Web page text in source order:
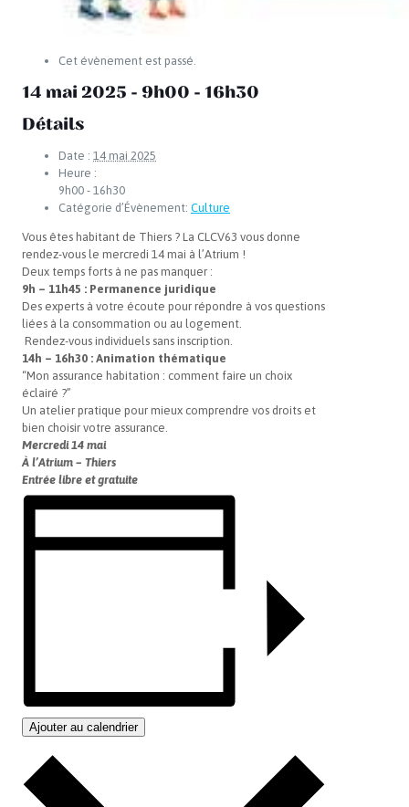
Cet évènement est passé.
14 mai 2025 - 9h00 - 16h30
Détails
Date : 14 mai 2025
Heure :
9h00 - 16h30
Catégorie d’Évènement: Culture
Vous êtes habitant de Thiers ? La CLCV63 vous donne
rendez-vous le mercredi 14 mai à l’Atrium !
Deux temps forts à ne pas manquer :
9h – 11h45 : Permanence juridique
Des experts à votre écoute pour répondre à vos questions
liées à la consommation ou au logement.
Rendez-vous individuels sans inscription.
14h – 16h30 : Animation thématique
“Mon assurance habitation : comment faire un choix
éclairé ?”
Un atelier pratique pour mieux comprendre vos droits et
bien choisir votre assurance.
Mercredi 14 mai
À l’Atrium – Thiers
Entrée libre et gratuite
Ajouter au calendrier